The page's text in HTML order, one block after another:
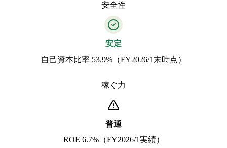
安全性
安定
自己資本比率 53.9%（FY2026/1末時点）
稼ぐ力
普通
ROE 6.7%（FY2026/1実績）